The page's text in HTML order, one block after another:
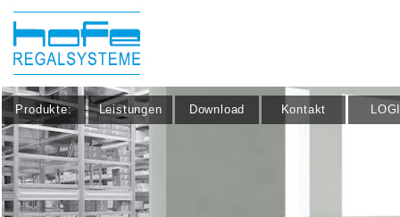
Produkte: Leistungen Download Kontakt